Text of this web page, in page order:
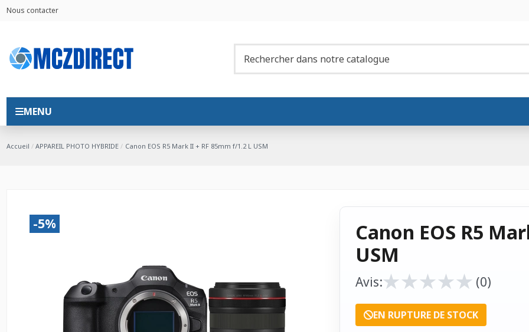
Nous contacter
MENU
Accueil APPAREIL PHOTO HYBRIDE Canon EOS R5 Mark II + RF 85mm f/1.2 L USM
-5%
Canon EOS R5
USM
Avis:★
★★
★★
★★
★★
★ (0)
EN RUPTURE DE STOCK